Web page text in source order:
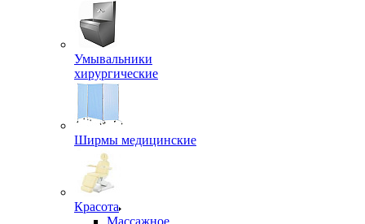
Умывальники
хирургические
Ширмы медицинские
Красота
Массажное